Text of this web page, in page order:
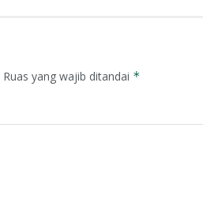
Ruas yang wajib ditandai *